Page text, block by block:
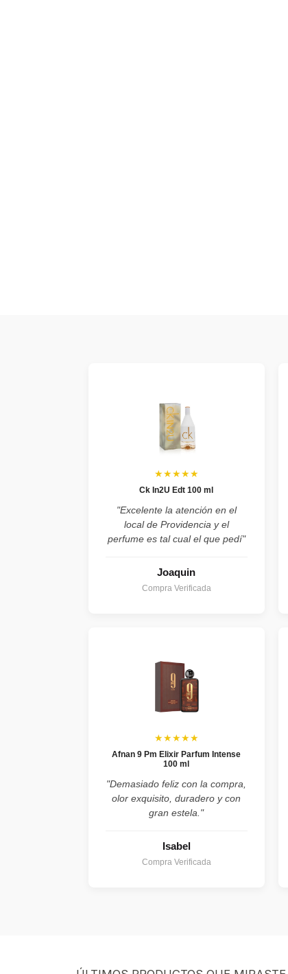
★★★★★
Ck In2U Edt 100 ml
"Excelente la atención en el
local de Providencia y el
perfume es tal cual el que pedí"
Joaquin
Compra Verificada
★★★★★
Afnan 9 Pm Elixir Parfum Intense
100 ml
"Demasiado feliz con la compra,
olor exquisito, duradero y con
gran estela."
Isabel
Compra Verificada